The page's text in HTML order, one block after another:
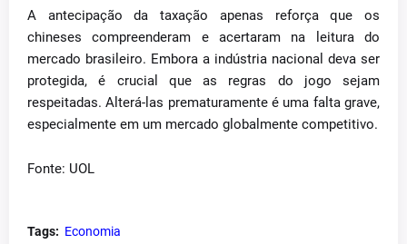
A antecipação da taxação apenas reforça que os
chineses compreenderam e acertaram na leitura do
mercado brasileiro. Embora a indústria nacional deva ser
protegida, é crucial que as regras do jogo sejam
respeitadas. Alterá-las prematuramente é uma falta grave,
especialmente em um mercado globalmente competitivo.
Fonte: UOL
Tags: Economia